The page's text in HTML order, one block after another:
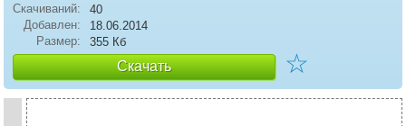
Скачиваний:
40
Добавлен:
18.06.2014
Размер:
355 Кб
Скачать ☆